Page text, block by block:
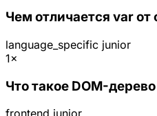
Чем отличается var
language_specific junior
1×
Что такое DOM-